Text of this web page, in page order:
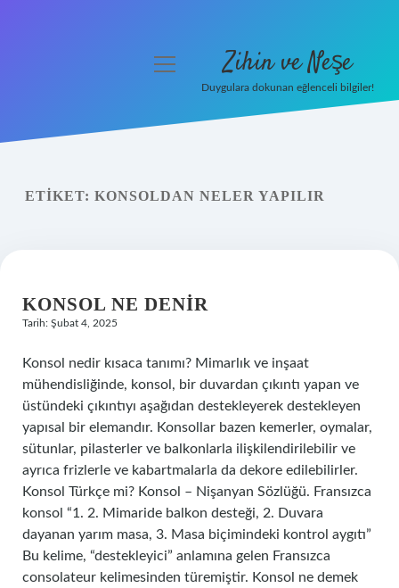
Yasal Uyarı
menüyü
Zihin ve Neşe
Duygulara dokunan eğlenceli bilgiler!
ETIKET: KONSOLDAN NELER YAPILIR
KONSOL NE DENIR
Tarih: Şubat 4, 2025
Konsol nedir kısaca tanımı? Mimarlık ve inşaat
mühendisliğinde, konsol, bir duvardan çıkıntı yapan ve
üstündeki çıkıntıyı aşağıdan destekleyerek destekleyen
yapısal bir elemandır. Konsollar bazen kemerler, oymalar,
sütunlar, pilasterler ve balkonlarla ilişkilendirilebilir ve
ayrıca frizlerle ve kabartmalarla da dekore edilebilirler.
Konsol Türkçe mi? Konsol – Nişanyan Sözlüğü. Fransızca
konsol “1. 2. Mimaride balkon desteği, 2. Duvara
dayanan yarım masa, 3. Masa biçimindeki kontrol aygıtı”
Bu kelime, “destekleyici” anlamına gelen Fransızca
consolateur kelimesinden türemiştir. Konsol ne demek